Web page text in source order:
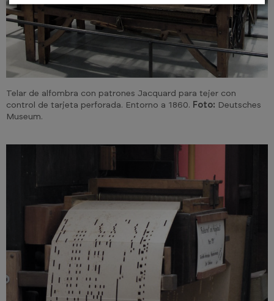
Telar de alfombra con patrones Jacquard para tejer con
control de tarjeta perforada. Entorno a 1860. Foto: Deutsches
Museum.